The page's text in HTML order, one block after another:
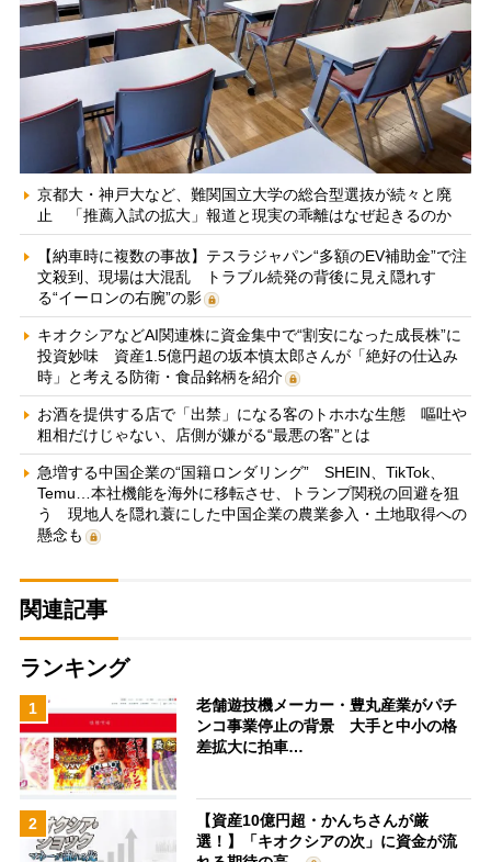
京都大・神戸大など、難関国立大学の総合型選抜が続々と廃
止 「推薦入試の拡大」報道と現実の乖離はなぜ起きるのか
【納車時に複数の事故】テスラジャパン“多額のEV補助金”で注
文殺到、現場は大混乱 トラブル続発の背後に見え隠れす
る“イーロンの右腕”の影
キオクシアなどAI関連株に資金集中で“割安になった成長株”に
投資妙味 資産1.5億円超の坂本慎太郎さんが「絶好の仕込み
時」と考える防衛・食品銘柄を紹介
お酒を提供する店で「出禁」になる客のトホホな生態 嘔吐や
粗相だけじゃない、店側が嫌がる“最悪の客”とは
急増する中国企業の“国籍ロンダリング” SHEIN、TikTok、
Temu…本社機能を海外に移転させ、トランプ関税の回避を狙
う 現地人を隠れ蓑にした中国企業の農業参入・土地取得への
懸念も
関連記事
ランキング
1
老舗遊技機メーカー・豊丸産業がパチ
ンコ事業停止の背景 大手と中小の格
差拡大に拍車…
2
【資産10億円超・かんちさんが厳
選！】「キオクシアの次」に資金が流